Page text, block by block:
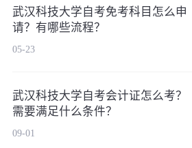
武汉科技大学自考免考科目怎么申
请？有哪些流程？
05-23
武汉科技大学自考会计证怎么考？
需要满足什么条件？
09-01